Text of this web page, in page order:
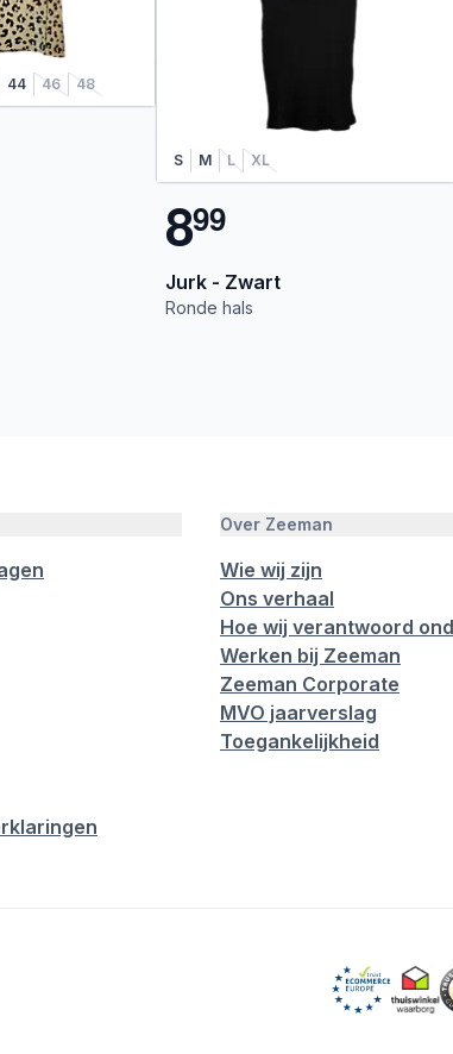
44 46 48
S M L XL
899
Jurk - Zwart
Ronde hals
Over Zeeman
Wie wij zijn
Ons verhaal
Hoe wij verantwoord
Werken bij Zeeman
Zeeman Corporate
MVO jaarverslag
Toegankelijkheid